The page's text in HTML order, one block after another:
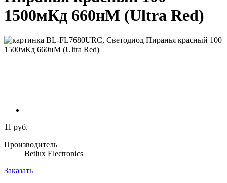
1500мКд 660нМ (Ultra Red)
11 руб.
Производитель
Betlux Electronics
Заказать